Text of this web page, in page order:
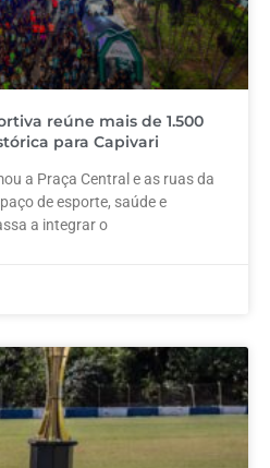
reúne mais de 1.500
para Capivari
a Praça Central e as ruas da
de esporte, saúde e
a integrar o